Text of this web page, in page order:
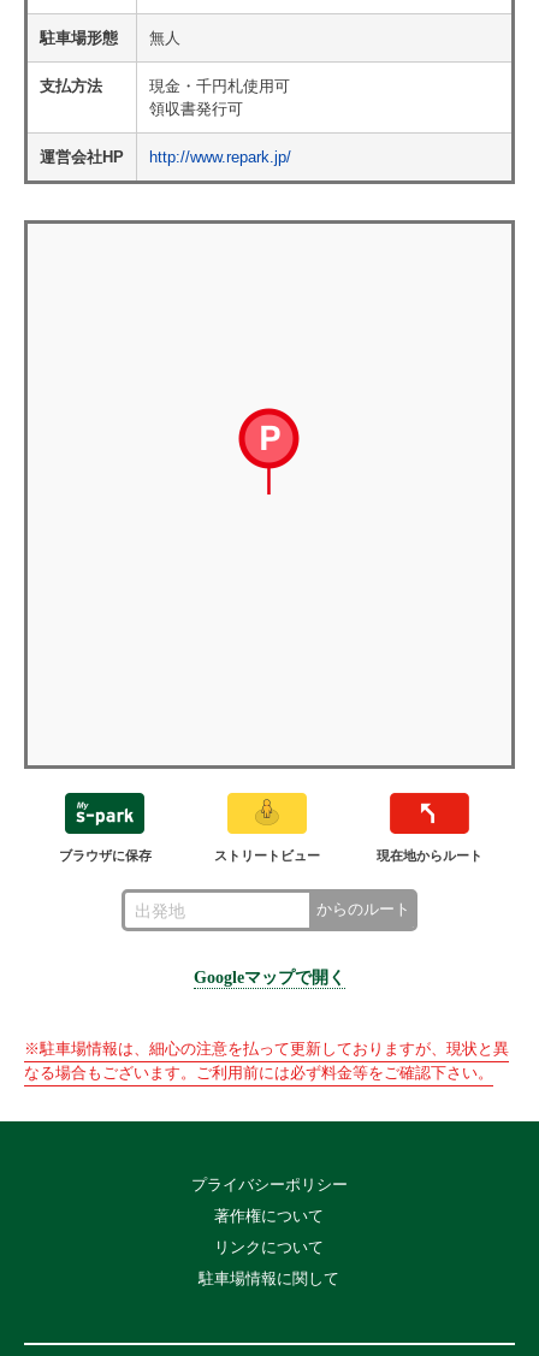
駐車場形態 無人
支払方法
現金・千円札使用可
領収書発行可
運営会社HP http://www.repark.jp/
ブラウザに保存 ストリートビュー 現在地からルート
からのルート
Googleマップで開く
※駐車場情報は、細心の注意を払って更新しておりますが、現状と異
なる場合もございます。ご利用前には必ず料金等をご確認下さい。
プライバシーポリシー
著作権について
リンクについて
駐車場情報に関して